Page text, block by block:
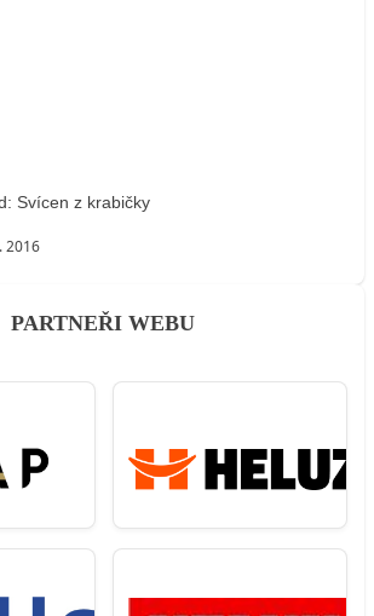
Svícen z krabičky
2016
PARTNEŘI WEBU